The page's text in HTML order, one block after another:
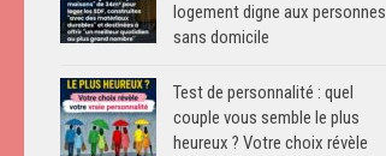
logement digne aux personnes
sans domicile
Test de personnalité : quel
couple vous semble le plus
heureux ? Votre choix révèle